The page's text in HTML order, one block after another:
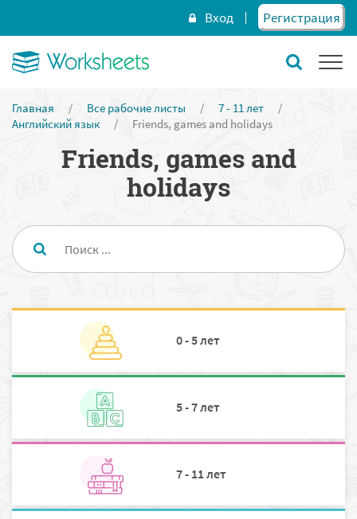
Вход Регистрация
Главная / Все рабочие листы / 7 - 11 лет
/
Английский язык
/ Friends, games and holidays
Friends, games and
holidays
0 - 5 лет
5 - 7 лет
7 - 11 лет